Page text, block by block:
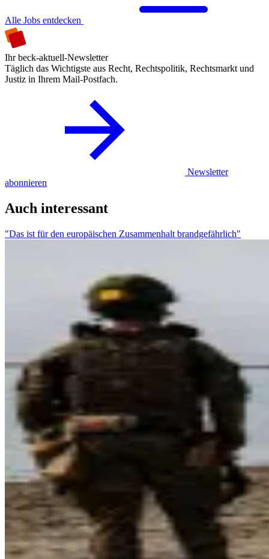
Alle Jobs entdecken
Ihr beck-aktuell-Newsletter
Täglich das Wichtigste aus Recht, Rechtspolitik, Rechtsmarkt und
Justiz in Ihrem Mail-Postfach.
Newsletter
abonnieren
Auch interessant
"Das ist für den europäischen Zusammenhalt brandgefährlich"